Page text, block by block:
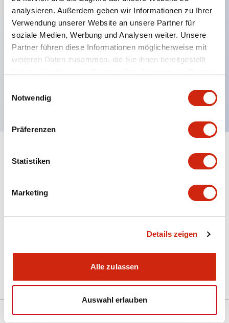
analysieren. Außerdem geben wir Informationen zu Ihrer
Verwendung unserer Website an unsere Partner für
soziale Medien, Werbung und Analysen weiter. Unsere
Partner führen diese Informationen möglicherweise mit
weiteren Daten zusammen, die Sie ihnen bereitgestellt
Notwendig
Präferenzen
Statistiken
Marketing
Details zeigen
Alle zulassen
Auswahl erlauben
Hauptmerkmale
Mehrfachbefestigung möglich
Der schlüsselsichere Selektorschalter verwendet
Schutzart IP65 (IEC60529)
Dokumente und Dateien
Kataloge & Broschüren Genehmigungen & Standards